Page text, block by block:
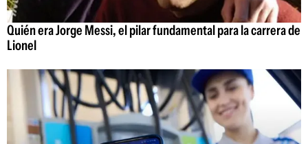
Quién era Jorge Messi, el pilar fundamental para la carrera de
Lionel